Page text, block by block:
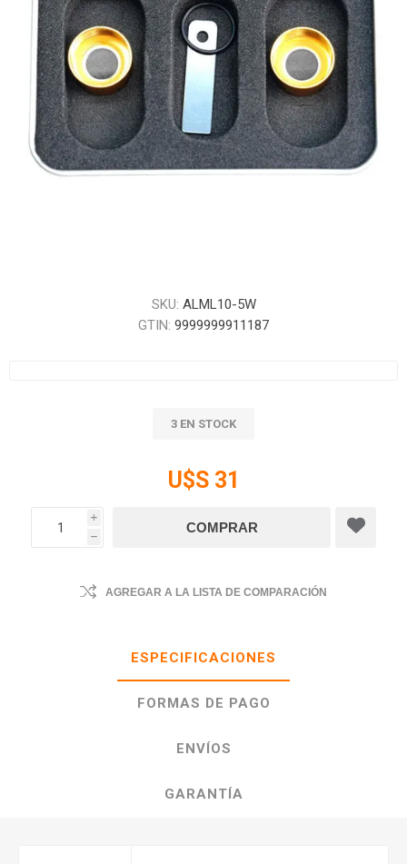
SKU: ALML10-5W
GTIN: 9999999911187
3 EN STOCK
U$S 31
i
h
AGREGAR A LA LISTA DE COMPARACIÓN
ESPECIFICACIONES
FORMAS DE PAGO
ENVÍOS
GARANTÍA